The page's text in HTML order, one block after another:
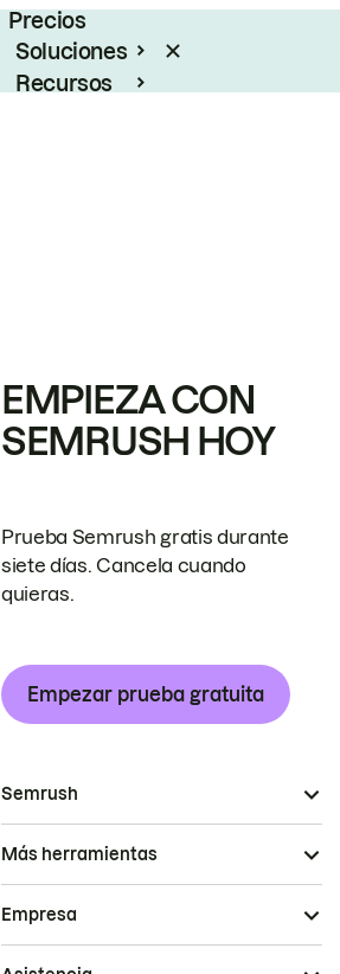
Precios
Soluciones
Recursos
EMPIEZA CON
SEMRUSH HOY
Prueba Semrush gratis durante
siete días. Cancela cuando
quieras.
Empezar prueba gratuita
Semrush
Más herramientas
Empresa